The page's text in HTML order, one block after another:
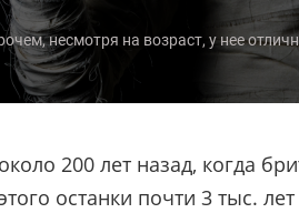
несмотря на возраст, у нее
200 лет назад, когда
останки почти 3 тыс.